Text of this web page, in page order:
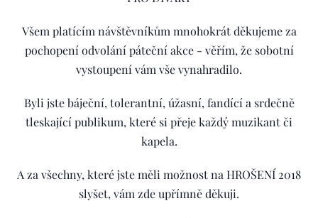
Všem platícím návštěvníkům mnohokrát děkujeme za
pochopení odvolání páteční akce - věřím, že sobotní
vystoupení vám vše vynahradilo.
Byli jste báječní, tolerantní, úžasní, fandící a srdečně
tleskající publikum, které si přeje každý muzikant či
kapela.
A za všechny, které jste měli možnost na HROŠENÍ 2018
slyšet, vám zde upřímně děkuji.